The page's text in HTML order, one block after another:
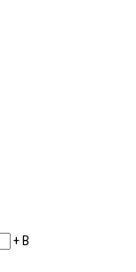
+В